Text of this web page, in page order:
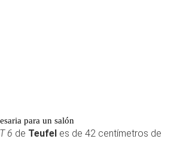
para un salón
T 6 de Teufel es de 42 centímetros de